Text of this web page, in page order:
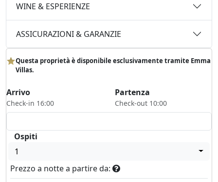
WINE & ESPERIENZE
ASSICURAZIONI & GARANZIE
Questa proprietà è disponibile esclusivamente tramite Emma
Villas.
Arrivo
Check-in 16:00
Partenza
Check-out 10:00
Ospiti
1
Prezzo a notte a partire da: